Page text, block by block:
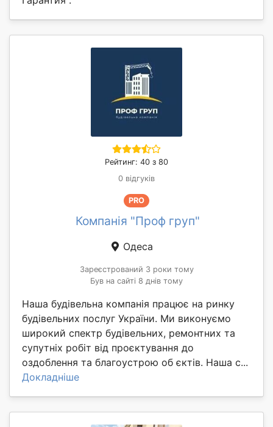
Рейтинг: 40 з 80
0 відгуків
PRO
Компанія "Проф груп"
Одеса
Зареєстрований 3 роки тому
Був на сайті 8 днів тому
Наша будівельна компанія працює на ринку
будівельних послуг України. Ми виконуємо
широкий спектр будівельних, ремонтних та
супутніх робіт від проєктування до
оздоблення та благоустрою об єктів. Наша с...
Докладніше